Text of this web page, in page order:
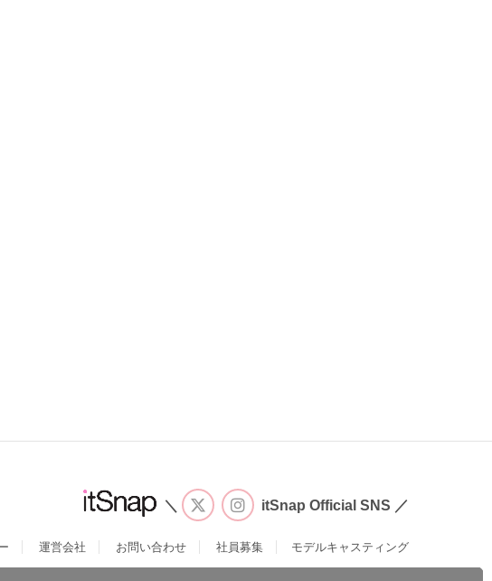
＼ itSnap Official SNS ／
運営会社 お問い合わせ 社員募集 モデルキャスティング